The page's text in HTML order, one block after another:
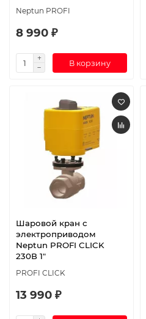
Neptun PROFI
8 990 ₽
В корзину
Шаровой кран с
электроприводом
Neptun PROFI CLICK
230В 1"
PROFI CLICK
13 990 ₽